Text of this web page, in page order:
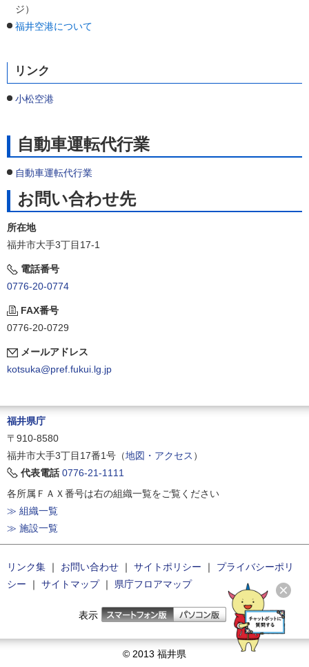
ジ）
福井空港について
リンク
小松空港
自動車運転代行業
自動車運転代行業
お問い合わせ先
所在地
福井市大手3丁目17-1
電話番号
0776-20-0774
FAX番号
0776-20-0729
メールアドレス
kotsuka@pref.fukui.lg.jp
福井県庁
〒910-8580
福井市大手3丁目17番1号（地図・アクセス ）
代表電話 0776-21-1111
各所属ＦＡＸ番号は右の組織一覧をご覧ください
≫ 組織一覧
≫ 施設一覧
リンク集 ｜ お問い合わせ ｜ サイトポリシー ｜
プライバシーポリ
シー ｜ サイトマップ｜ 県庁フロアマップ
表示
© 2013 福井県